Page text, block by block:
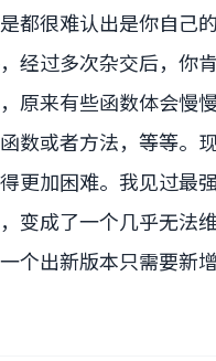
都很难认出是你自己
经过多次杂交后，你
原来有些函数体会慢
数或者方法，等等。
更加困难。我见过最
变成了一个几乎无法
个出新版本只需要新